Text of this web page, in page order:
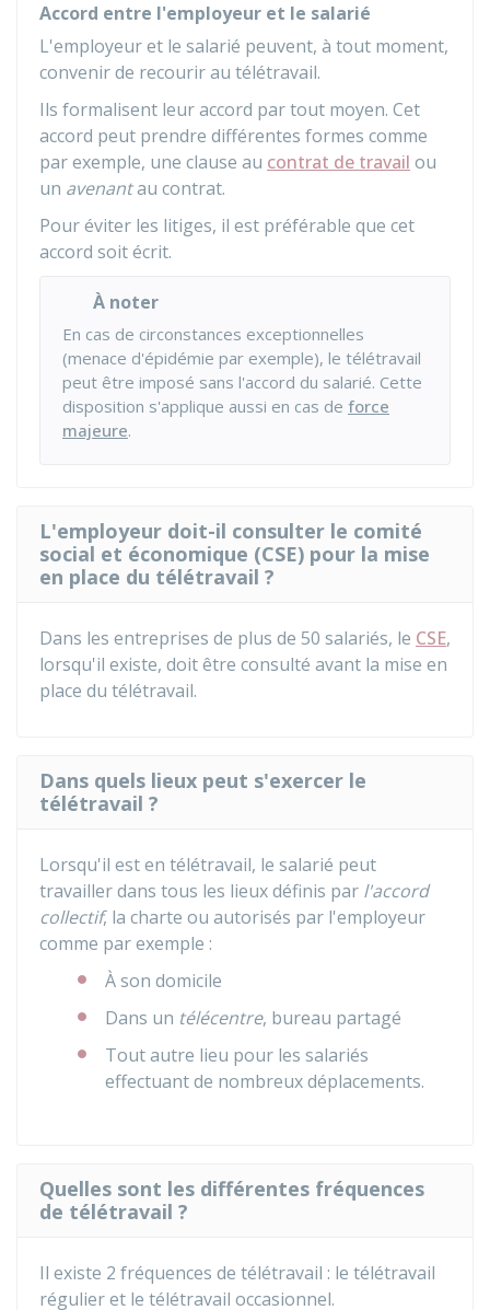
Accord entre l'employeur et le salarié
L'employeur et le salarié peuvent, à tout moment,
convenir de recourir au télétravail.
Ils formalisent leur accord par tout moyen. Cet
accord peut prendre différentes formes comme
par exemple, une clause au contrat de travail ou
un avenantau contrat.
Pour éviter les litiges, il est préférable que cet
accord soit écrit.
À noter
En cas de circonstances exceptionnelles
(menace d'épidémie par exemple), le télétravail
peut être imposé sans l'accord du salarié. Cette
disposition s'applique aussi en cas de force
majeure.
L'employeur doit-il consulter le comité
social et économique (CSE) pour la mise
en place du télétravail ?
Dans les entreprises de plus de 50 salariés, le CSE,
lorsqu'il existe, doit être consulté avant la mise en
place du télétravail.
Dans quels lieux peut s'exercer le
télétravail ?
Lorsqu'il est en télétravail, le salarié peut
travailler dans tous les lieux définis par l'accord
collectif, la charte ou autorisés par l'employeur
comme par exemple :
À son domicile
Dans un télécentre, bureau partagé
Tout autre lieu pour les salariés
effectuant de nombreux déplacements.
Quelles sont les différentes fréquences
de télétravail ?
Il existe 2 fréquences de télétravail : le télétravail
régulier et le télétravail occasionnel.